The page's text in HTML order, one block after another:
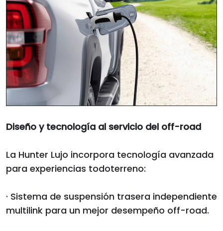
Diseño y tecnología al servicio del off-road
La Hunter Lujo incorpora tecnología avanzada
para experiencias todoterreno:
· Sistema de suspensión trasera independiente
multilink para un mejor desempeño off-road.